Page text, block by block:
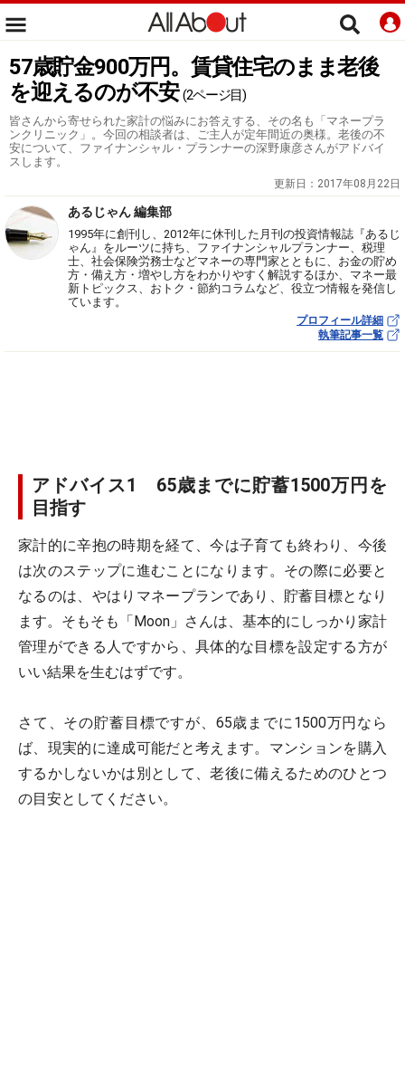
57歳貯金900万円。賃貸住宅のまま老後
を迎えるのが不安 (2ページ目)
皆さんから寄せられた家計の悩みにお答えする、その名も「マネープラ
ンクリニック」。今回の相談者は、ご主人が定年間近の奥様。老後の不
安について、ファイナンシャル・プランナーの深野康彦さんがアドバイ
スします。
更新日： 2017年08月22日
あるじゃん 編集部
1995年に創刊し、2012年に休刊した月刊の投資情報誌『あるじ
ゃん』をルーツに持ち、ファイナンシャルプランナー、税理
士、社会保険労務士などマネーの専門家とともに、お金の貯め
方・備え方・増やし方をわかりやすく解説するほか、マネー最
新トピックス、おトク・節約コラムなど、役立つ情報を発信し
ています。
プロフィール詳細
執筆記事一覧
アドバイス1 65歳までに貯蓄1500万円を
目指す
家計的に辛抱の時期を経て、今は子育ても終わり、今後
は次のステップに進むことになります。その際に必要と
なるのは、やはりマネープランであり、貯蓄目標となり
ます。そもそも「Moon」さんは、基本的にしっかり家計
管理ができる人ですから、具体的な目標を設定する方が
いい結果を生むはずです。
さて、その貯蓄目標ですが、65歳までに1500万円なら
ば、現実的に達成可能だと考えます。マンションを購入
するかしないかは別として、老後に備えるためのひとつ
の目安としてください。